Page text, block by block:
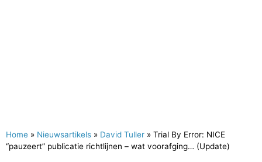
Home » Nieuwsartikels » David Tuller » Trial By Error: NICE
“pauzeert” publicatie richtlijnen – wat voorafging… (Update)